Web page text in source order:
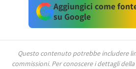
Aggiungici come
su Google
Questo contenuto potrebbe includere
commissioni. Per conoscere i dettagli